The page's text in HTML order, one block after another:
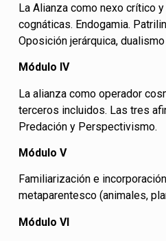
La Alianza como nexo crítico
cognáticas. Endogamia.
Oposición jerárquica,
Módulo IV
La alianza como operador
terceros incluidos. Las tres
Predación y Perspectivismo.
Módulo V
Familiarización e
metaparentesco (animales,
Módulo VI